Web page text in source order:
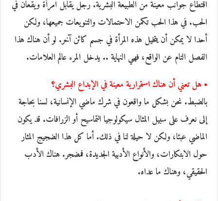
اقتطاع جوانب معينة من الطبيعة البشرية. رجل يقابل امرأة ويقعان في
الحب. في هذا الحب تكمن الاحتمالات والتنويعات جميعها، ولكن
أحدا لا يمكن أن يتخيل هذه المرأة في جسم كائن آخر. لو أن هناك هذا
الفصل التام عن الواقع، فهي النهاية .. يدخل المرء عالم العلامات.
• هل تعني أن هناك استمرارية معينة في الإبداع البشري؟
بالضبط. نحن بشكل ما واقعون في شرك ماضي الإنسانية، لسنا بحاجة
إلى نعرف على سبيل المثال سيكولوجيا التماسيح أو الزرافات. قد يكون
الماضي عبئا، ولكن لا حيلة لنا في ذلك. أما كل هذا الضجيج المثار
حول الابتكارات، والأنواع الأدبية الجديدة، فمضجر. هناك الأدب
الحقيقي، وهناك ما عداه.